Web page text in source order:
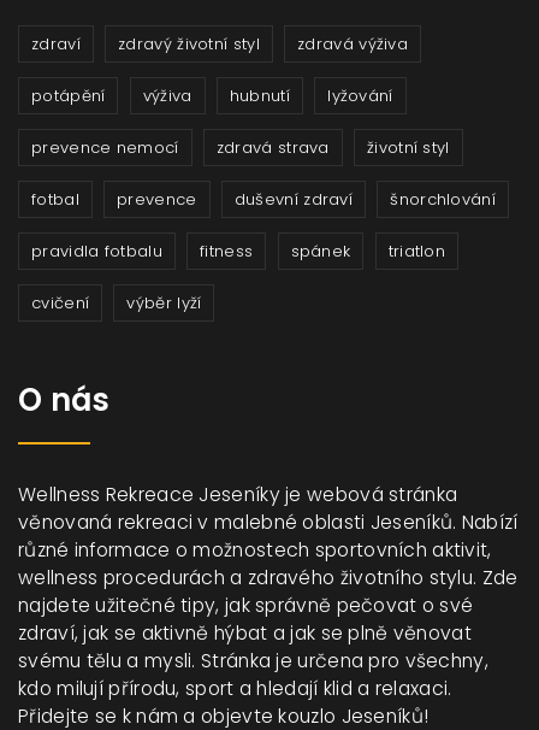
zdraví zdravý životní styl zdravá výživa
potápění výživa hubnutí lyžování
prevence nemocí zdravá strava životní styl
fotbal prevence duševní zdraví šnorchlování
pravidla fotbalu fitness spánek triatlon
cvičení výběr lyží
O nás
Wellness Rekreace Jeseníky je webová stránka
věnovaná rekreaci v malebné oblasti Jeseníků. Nabízí
různé informace o možnostech sportovních aktivit,
wellness procedurách a zdravého životního stylu. Zde
najdete užitečné tipy, jak správně pečovat o své
zdraví, jak se aktivně hýbat a jak se plně věnovat
svému tělu a mysli. Stránka je určena pro všechny,
kdo milují přírodu, sport a hledají klid a relaxaci.
Přidejte se k nám a objevte kouzlo Jeseníků!